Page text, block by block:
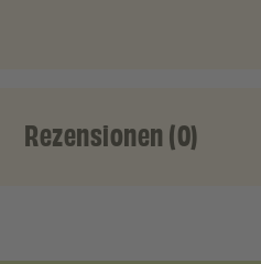
Rezensionen (0)